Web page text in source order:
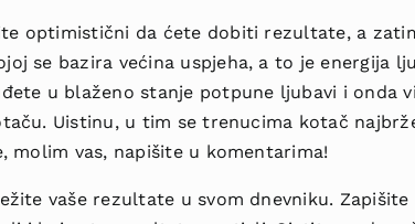
optimistični da ćete dobiti rezultate, a
se bazira većina uspjeha, a to je energija
u blaženo stanje potpune ljubavi i onda
Uistinu, u tim se trenucima kotač
vas, napišite u komentarima!
vaše rezultate u svom dnevniku. Zapišite